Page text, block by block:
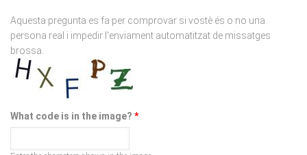
persona real i impedir l'enviament automatitzat de missatges
brossa.
What code is in the image?